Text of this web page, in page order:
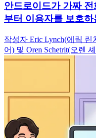
안드로이드가 가짜
부터 이용자를 보호하
작성자 Eric Lynch(에릭 린
어) 및 Oren Schetrit(오렌